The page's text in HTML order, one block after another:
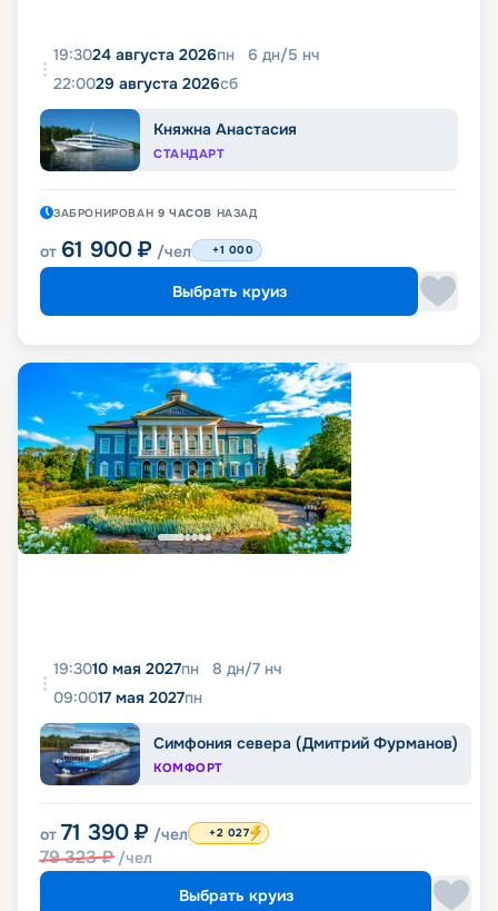
19:3024 августа 2026пн 6 дн/5 нч
22:0029 августа 2026сб
Княжна Анастасия
СТАНДАРТ
ЗАБРОНИРОВАН 9 ЧАСОВ НАЗАД
от 61 900 ₽ /чел +1 000
Выбрать круиз
19:3010 мая 2027пн 8 дн/7 нч
09:0017 мая 2027пн
Симфония севера (Дмитрий Фурманов)
КОМФОРТ
от 71 390 ₽ /чел
79 323₽ /чел
+2 027
Выбрать круиз